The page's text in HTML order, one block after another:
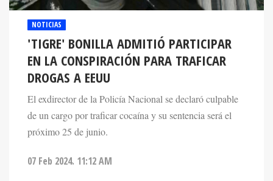
NOTICIAS
'TIGRE' BONILLA ADMITIÓ PARTICIPAR
EN LA CONSPIRACIÓN PARA TRAFICAR
DROGAS A EEUU
El exdirector de la Policía Nacional se declaró culpable
de un cargo por traficar cocaína y su sentencia será el
próximo 25 de junio.
07 Feb 2024. 11:12 AM